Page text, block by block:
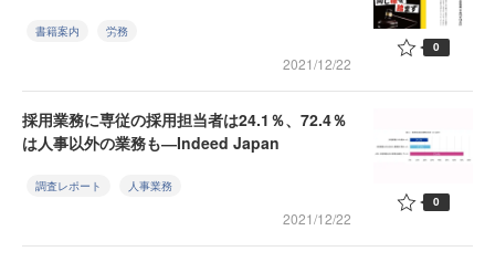
書籍案内 労務
2021/12/22
0
採用業務に専従の採用担当者は24.1％、72.4％
は人事以外の業務も―Indeed Japan
調査レポート 人事業務
2021/12/22
0